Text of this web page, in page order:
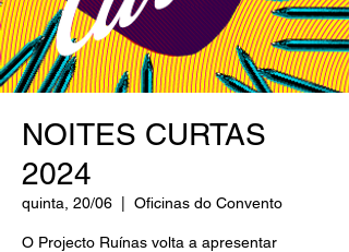
NOITES CURTAS
2024
quinta, 20/06 Oficinas do Convento
O Projecto Ruínas volta a apresentar